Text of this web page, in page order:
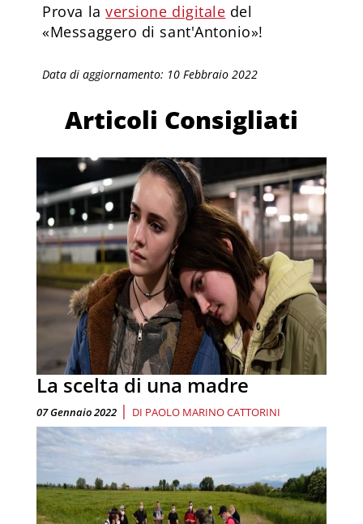
Prova laversione digitale del
«Messaggero di sant'Antonio»!
Data di aggiornamento: 10 Febbraio 2022
Articoli Consigliati
La scelta di una madre
07 Gennaio 2022 | DI PAOLO MARINO CATTORINI